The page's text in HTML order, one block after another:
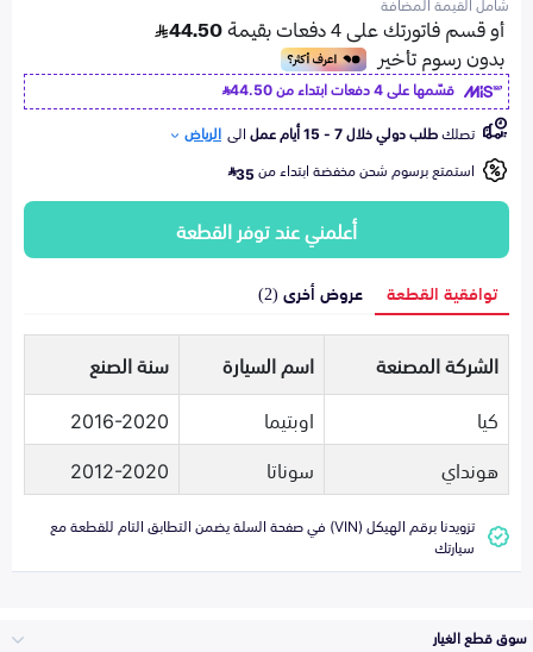
قسّمها على 4 دفعات ابتداء من
44.50
تصلكطلب دولي خلال 7 - 15 أيام عمل الى الرياض
استمتع برسوم شحن مخفضة ابتداء من35
أعلمني عند توفر القطعة
توافقية القطعة عروض أخرى (2)
الشركة المصنعة اسم السيارة
سنة الصنع
كيا
اوبتيما
2016-2020
هونداي
سوناتا 2012-2020
تزويدنا برقم الهيكل (VIN) في صفحة السلة يضمن التطابق التام للقطعة مع
سيارتك
سوق قطع الغيار